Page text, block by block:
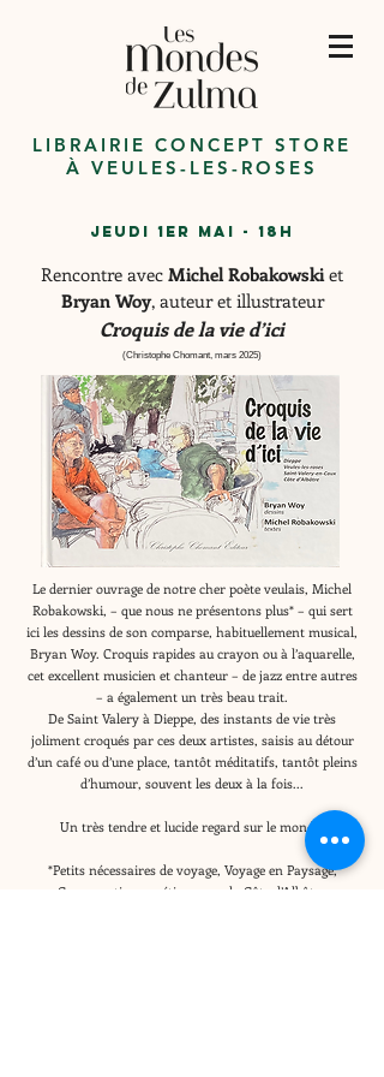
LIBRAIRIE CONCEPT STORE
À VEULES-LES-ROSES
JEUDI 1er MaI - 18h
Rencontre avec Michel Robakowskiet
Bryan Woy, auteur et illustrateur
Croquis de la vie d’ici
(Christophe Chomant, mars 2025)
Le dernier ouvrage de notre cher poète veulais, Michel
Robakowski, – que nous ne présentons plus* – qui sert
ici les dessins de son comparse, habituellement musical,
Bryan Woy. Croquis rapides au crayon ou à l’aquarelle,
cet excellent musicien et chanteur – de jazz entre autres
– a également un très beau trait.
De Saint Valery à Dieppe, des instants de vie très
joliment croqués par ces deux artistes, saisis au détour
d’un café ou d’une place, tantôt méditatifs, tantôt pleins
d’humour, souvent les deux à la fois...
Un très tendre et lucide regard sur le monde.
*Petits nécessaires de voyage, Voyage en Paysage,
Conversations poétiques sur la Côte d’Albâtre